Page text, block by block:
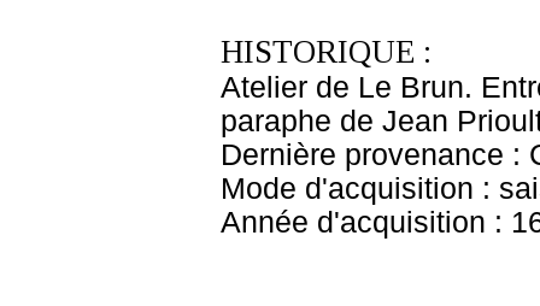
HISTORIQUE :
Atelier de Le Brun.
paraphe de Jean
Dernière provenance :
Mode d'acquisition :
Année d'acquisition :